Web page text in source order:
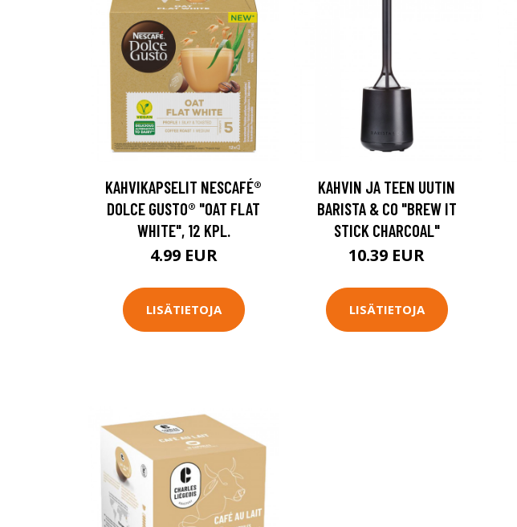
KAHVIKAPSELIT NESCAFÉ®
DOLCE GUSTO® "OAT FLAT
WHITE", 12 KPL.
4.99 EUR
LISÄTIETOJA
KAHVIN JA TEEN UUTIN
BARISTA & CO "BREW IT
STICK CHARCOAL"
10.39 EUR
LISÄTIETOJA